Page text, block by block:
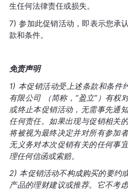
生任何法律责任或损失。
7) 参加此促销活动，即表示您承
款和条件。
免责声明
1) 本促销活动受上述条款和条件
有限公司
（简称， “盈立”）有权
或终止本促销活动，无需事先通
任何责任。如果出现与促销相关
将被视为最终决定并对所有参加
无义务对本次促销有关的任何事
理任何信函或索赔。
2) 本促销活动不构成购买的要约
产品的理财建议或推荐。它不考